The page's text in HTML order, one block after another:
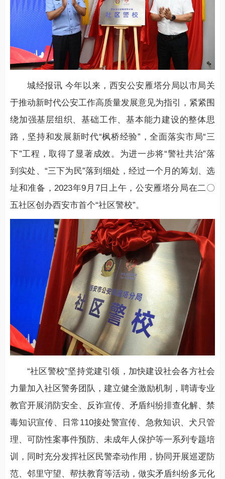
城经报讯 今年以来，西安公安雁塔分局以市局关
于推动新时代公安工作高质量发展意见为指引，紧紧围
绕加强基层组织、基础工作、基本能力建设的整体思
路，坚持和发展新时代“枫桥经验”，全面落实市局“三
下”工程，取得了显著成效。为进一步将“警社共治”落
到实处、“三下为民”落到细处，经过一个月的筹划、选
址和准备，2023年9月7日上午，公安雁塔分局在二〇
五社区创办西安市首个“社区警校”。
“社区警校”坚持党建引领，加快建设社会各方社会
力量加入社区警务团队，建立健全激励机制，聘请专业
教官开展消防安全、反诈宣传、矛盾纠纷排查化解、禁
毒知识宣传、日常110接处警宣传、急救知识、犬只管
理、可防性案事件预防、未成年人保护等一系列专题培
训，同时充分发挥社区民警牵动作用，协同开展巡逻防
范、邻里守望、帮扶教育等活动，做实矛盾纠纷多元化